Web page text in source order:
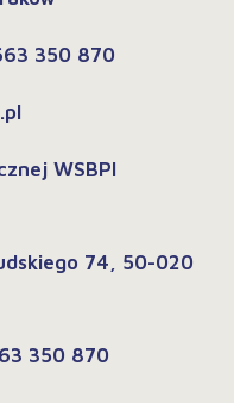
350 870
WSBPI
74, 50-020
350 870